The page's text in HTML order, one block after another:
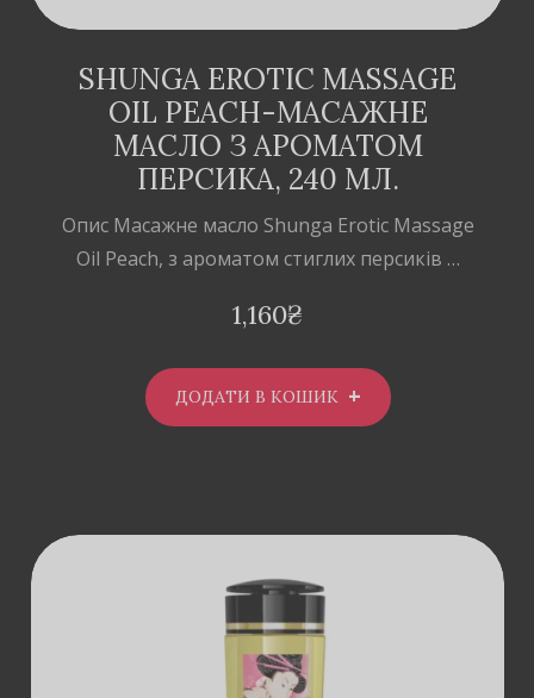
SHUNGA EROTIC MASSAGE
OIL PEACH-МАСАЖНЕ
МАСЛО З АРОМАТОМ
ПЕРСИКА, 240 МЛ.
Опис Масажне масло Shunga Erotic Massage
Oil Peach, з ароматом стиглих персиків …
1,160₴
ДОДАТИ В КОШИК